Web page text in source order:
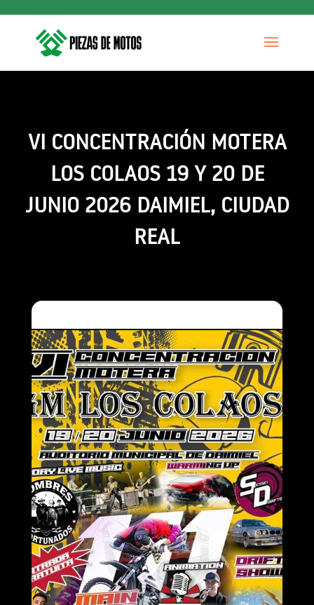
VI CONCENTRACIÓN MOTERA
LOS COLAOS 19 Y 20 DE
JUNIO 2026 DAIMIEL, CIUDAD
REAL